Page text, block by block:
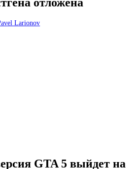
Larionov
GTA 5 выйдет на